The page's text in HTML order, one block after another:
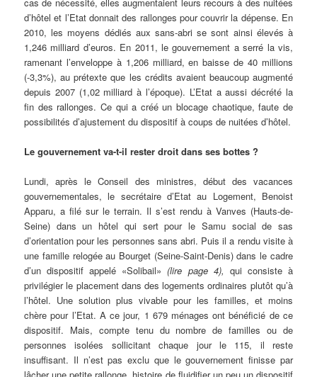
d’hôtel et l’Etat donnait des rallonges pour couvrir la dépense. En
2010, les moyens dédiés aux sans-abri se sont ainsi élevés à
1,246 milliard d’euros. En 2011, le gouvernement a serré la vis,
ramenant l’enveloppe à 1,206 milliard, en baisse de 40 millions
(-3,3%), au prétexte que les crédits avaient beaucoup augmenté
depuis 2007 (1,02 milliard à l’époque). L’Etat a aussi décrété la
fin des rallonges. Ce qui a créé un blocage chaotique, faute de
possibilités d’ajustement du dispositif à coups de nuitées d’hôtel.
Le gouvernement va-t-il rester droit dans ses bottes ?
Lundi, après le Conseil des ministres, début des vacances
gouvernementales, le secrétaire d’Etat au Logement, Benoist
Apparu, a filé sur le terrain. Il s’est rendu à Vanves (Hauts-de-
Seine) dans un hôtel qui sert pour le Samu social de sas
d’orientation pour les personnes sans abri. Puis il a rendu visite à
une famille relogée au Bourget (Seine-Saint-Denis) dans le cadre
d’un dispositif appelé «Solibail»(lire page 4), qui consiste à
privilégier le placement dans des logements ordinaires plutôt qu’à
l’hôtel. Une solution plus vivable pour les familles, et moins
chère pour l’Etat. A ce jour, 1 679 ménages ont bénéficié de ce
dispositif. Mais, compte tenu du nombre de familles ou de
personnes isolées sollicitant chaque jour le 115, il reste
insuffisant. Il n’est pas exclu que le gouvernement finisse par